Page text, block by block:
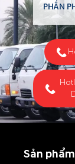
PHÂN
Sản phẩm